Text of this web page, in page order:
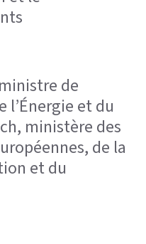
de
l’Énergie et du
ministère des
de la
et du